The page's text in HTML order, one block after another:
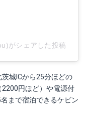
がシェアした投稿
城ICから25分ほどの
円ほど）や電源付
まで宿泊できるケビン